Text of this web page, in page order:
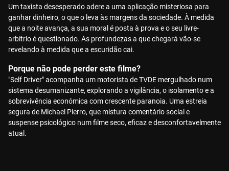
Um taxista desesperado adere a uma aplicação misteriosa para
ganhar dinheiro, o que o leva às margens da sociedade. À medida
que a noite avança, a sua moral é posta à prova e o seu livre-
arbítrio é questionado. As profundezas a que chegará vão-se
revelando à medida que a escuridão cai.
Porque não pode perder este filme?
"Self Driver" acompanha um motorista de TVDE mergulhado num
sistema desumanizante, explorando a vigilância, o isolamento e a
sobrevivência económica com crescente paranoia. Uma estreia
segura de Michael Pierro, que mistura comentário social e
suspense psicológico num filme seco, eficaz e desconfortavelmente
atual.